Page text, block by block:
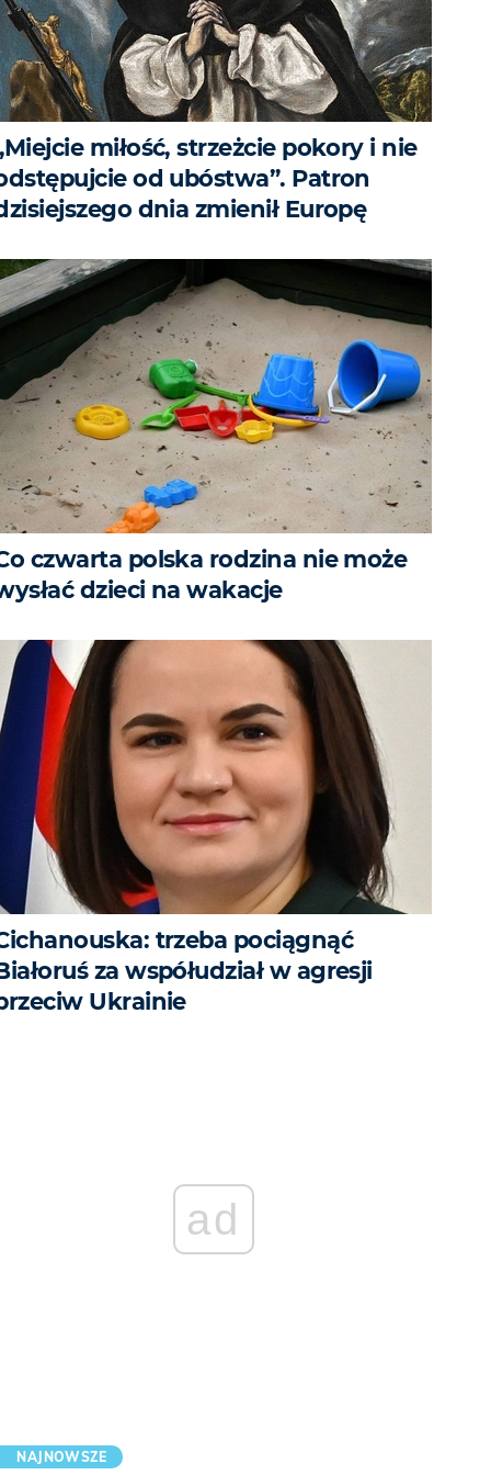
miłość, strzeżcie pokory i nie
od ubóstwa”. Patron
dnia zmienił Europę
czwarta polska rodzina nie może
dzieci na wakacje
trzeba pociągnąć
za współudział w agresji
Ukrainie
ad
NAJNOWSZE